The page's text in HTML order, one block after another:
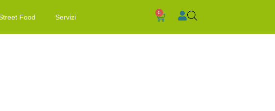
Food Servizi
0